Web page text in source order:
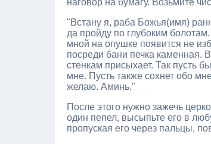
наговор на бумагу. Возьмите
"Встану я, раба Божья(имя)
да пройду по глубоким
мной на опушке появится не
посреди бани печка каменная.
стенкам присыхает. Так пусть
мне. Пусть также сохнет обо
желаю. Аминь."
После этого нужно зажечь
один пепел, высыпьте его в
пропуская его через пальцы,